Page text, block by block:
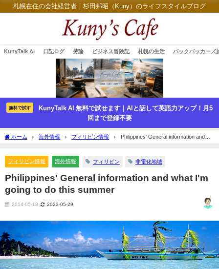
札幌在住の会社経営者｜杉田邦昭（Kuny）のライフスタイルブログ
KunyTalk AI 日記ログ 持論 ビジネス冒険記 札幌の生活 バックパッカーズ
無料で試す
KunyTalk AI 無料で試せます｜AIと話して英語力アップ！月5
回まで登録不要
ホーム 海外情報 フィリピン情報
Philippines' General information and
what I'm going to do this summer
フィリピン情報 海外情報 フィリピン 非電化地域
Philippines' General information and what I'm
going to do this summer
2014-05-18 2023-05-29